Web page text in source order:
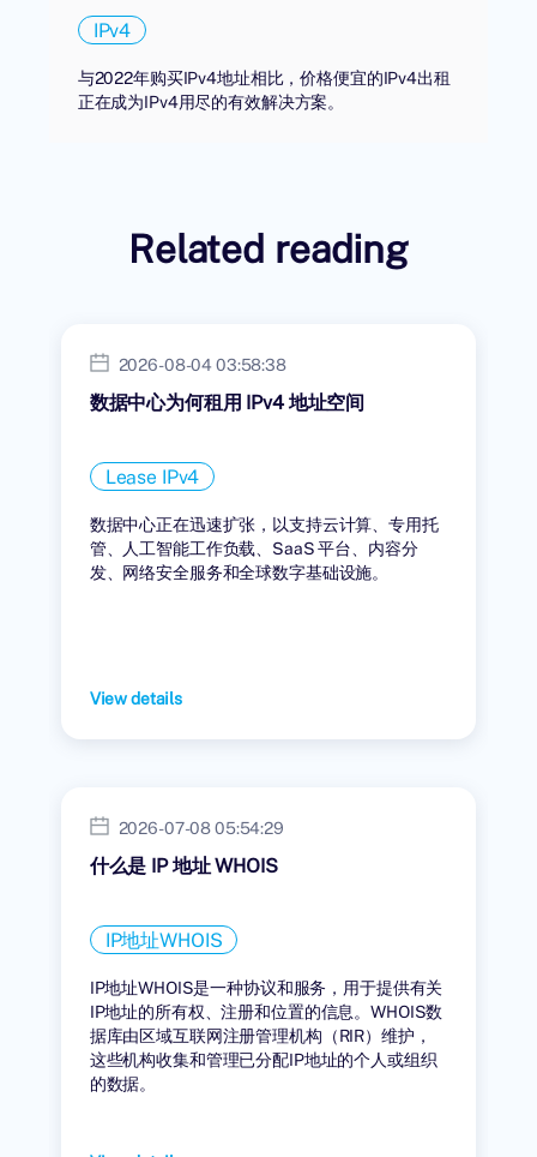
IPv4
与2022年购买IPv4地址相比，价格便宜的IPv4出租
正在成为IPv4用尽的有效解决方案。
Related reading
2026-08-04 03:58:38
数据中心为何租用 IPv4 地址空间
Lease IPv4
数据中心正在迅速扩张，以支持云计算、专用托
管、人工智能工作负载、SaaS 平台、内容分
发、网络安全服务和全球数字基础设施。
View details
2026-07-08 05:54:29
什么是 IP 地址 WHOIS
IP地址WHOIS
IP地址WHOIS是一种协议和服务，用于提供有关
IP地址的所有权、注册和位置的信息。WHOIS数
据库由区域互联网注册管理机构（RIR）维护，
这些机构收集和管理已分配IP地址的个人或组织
的数据。